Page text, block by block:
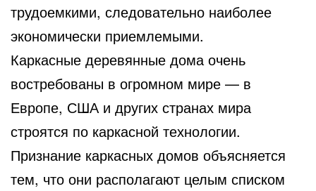
трудоемкими, следовательно наиболее
экономически приемлемыми.
Каркасные деревянные дома очень
востребованы в огромном мире — в
Европе, США и других странах мира
строятся по каркасной технологии.
Признание каркасных домов объясняется
тем, что они располагают целым списком